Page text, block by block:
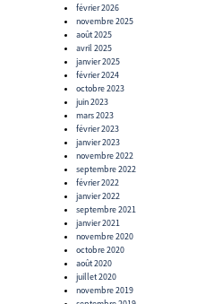
février 2026
novembre 2025
août 2025
avril 2025
janvier 2025
février 2024
octobre 2023
juin 2023
mars 2023
février 2023
janvier 2023
novembre 2022
septembre 2022
février 2022
janvier 2022
septembre 2021
janvier 2021
novembre 2020
octobre 2020
août 2020
juillet 2020
novembre 2019